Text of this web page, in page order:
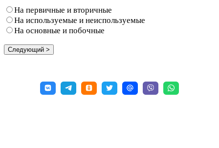
На первичные и вторичные
На используемые и неиспользуемые
На основные и побочные